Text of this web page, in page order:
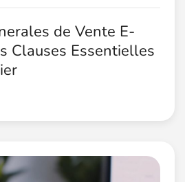
de Vente E-
Clauses Essentielles